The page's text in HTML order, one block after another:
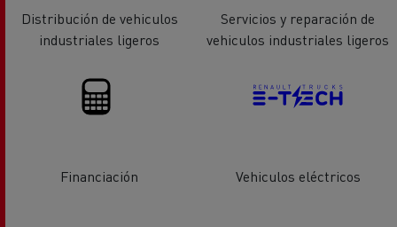
Distribución de vehiculos
industriales ligeros
Servicios y reparación de
vehiculos industriales ligeros
Financiación Vehiculos eléctricos